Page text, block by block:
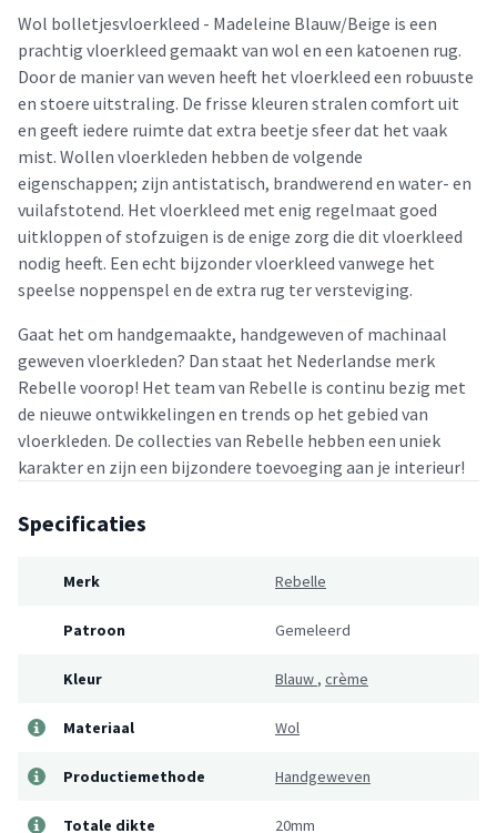
Wol bolletjesvloerkleed - Madeleine Blauw/Beige is een
prachtig vloerkleed gemaakt van wol en een katoenen rug.
Door de manier van weven heeft het vloerkleed een robuuste
en stoere uitstraling. De frisse kleuren stralen comfort uit
en geeft iedere ruimte dat extra beetje sfeer dat het vaak
mist. Wollen vloerkleden hebben de volgende
eigenschappen; zijn antistatisch, brandwerend en water- en
vuilafstotend. Het vloerkleed met enig regelmaat goed
uitkloppen of stofzuigen is de enige zorg die dit vloerkleed
nodig heeft. Een echt bijzonder vloerkleed vanwege het
speelse noppenspel en de extra rug ter versteviging.
Gaat het om handgemaakte, handgeweven of machinaal
geweven vloerkleden? Dan staat het Nederlandse merk
Rebelle voorop! Het team van Rebelle is continu bezig met
de nieuwe ontwikkelingen en trends op het gebied van
vloerkleden. De collecties van Rebelle hebben een uniek
karakter en zijn een bijzondere toevoeging aan je interieur!
Specificaties
Merk Rebelle
Patroon Gemeleerd
Kleur Blauw , crème
Materiaal Wol
Productiemethode Handgeweven
Totale dikte 20mm